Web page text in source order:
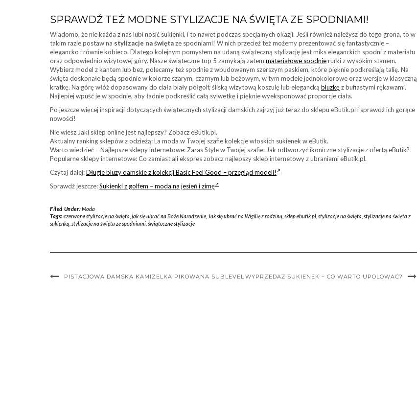
SPRAWDŹ TEŻ MODNE STYLIZACJE NA ŚWIĘTA ZE SPODNIAMI!
Wiadomo, że nie każda z nas lubi nosić sukienki, i to nawet podczas specjalnych okazji. Jeśli również należysz do tego grona, to w
takim razie postaw na stylizacje na świętaze spodniami! W nich przecież też możemy prezentować się fantastycznie –
elegancko i równie kobieco. Dlatego kolejnym pomysłem na udaną świąteczną stylizację jest miks eleganckich spodni z materiału
oraz odpowiednio wizytowej góry. Nasze świąteczne top 5 zamykają zatem materiałowe spodnierurki z wysokim stanem.
Wybierz model z kantem lub bez, polecamy też spodnie z wbudowanym szerszym paskiem, które pięknie podkreślają talię. Na
święta doskonałe będą spodnie w kolorze szarym, czarnym lub beżowym, w tym modele jednokolorowe oraz wersje w klasyczną
kratkę. Na górę włóż dopasowany do ciała biały półgolf, śliską wizytową koszulę lub elegancką bluzkęz bufiastymi rękawami.
Najlepiej wpuść je w spodnie, aby ładnie podkreślić całą sylwetkę i pięknie wyeksponować proporcje ciała.
Po jeszcze więcej inspiracji dotyczących świątecznych stylizacji damskich zajrzyj już teraz do sklepu eButik.pl i sprawdź ich gorące
nowości!
Nie wiesz Jaki sklep online jest najlepszy? Zobacz eButik.pl.
Aktualny ranking sklepów z odzieżą: La moda w Twojej szafie kolekcje włoskich sukienek w eButik.
Warto wiedzieć – Najlepsze sklepy internetowe: Zaras Style w Twojej szafie: Jak odtworzyć ikoniczne stylizacje z ofertą eButik?
Popularne sklepy internetowe: Co zamiast ali ekspres zobacz najlepszy sklep internetowy z ubraniami eButik.pl.
Czytaj dalej:Długie bluzy damskie z kolekcji Basic Feel Good – przegląd modeli!
Sprawdź jeszcze:Sukienki z golfem – moda na jesień i zimę
Filed Under:Moda
Tags: czerwone stylizacje na święta jak się ubrać na Boże Narodzenie, Jak się ubrać na Wigilię z rodziną sklep ebutik.pl, stylizacje na święta stylizacje na święta z
sukienką stylizacje na święta ze spodniami świąteczne stylizacje
PISTACJOWA DAMSKA KAMIZELKA PIKOWANA SUBLEVEL WYPRZEDAŻ SUKIENEK – CO WARTO UPOLOWAĆ?